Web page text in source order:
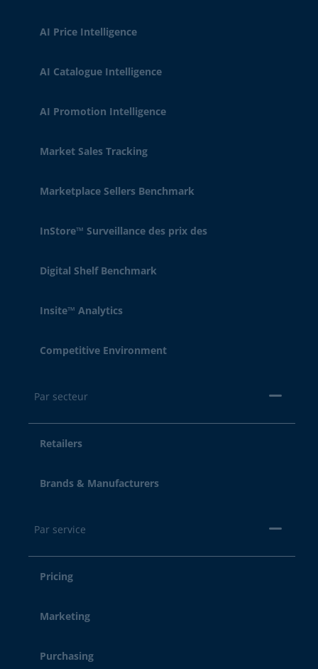
AI Price Intelligence
AI Catalogue Intelligence
AI Promotion Intelligence
Market Sales Tracking
Marketplace Sellers Benchmark
InStore™ Surveillance des prix des
Digital Shelf Benchmark
Insite™ Analytics
Competitive Environment
Par secteur
Retailers
Brands & Manufacturers
Par service
Pricing
Marketing
Purchasing